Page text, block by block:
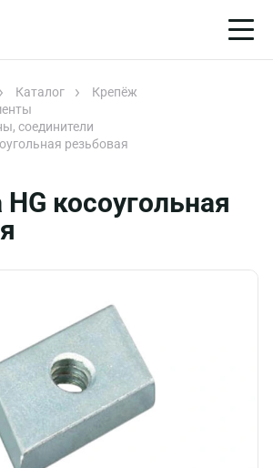
Каталог
Крепёж
соединители
резьбовая
косоугольная